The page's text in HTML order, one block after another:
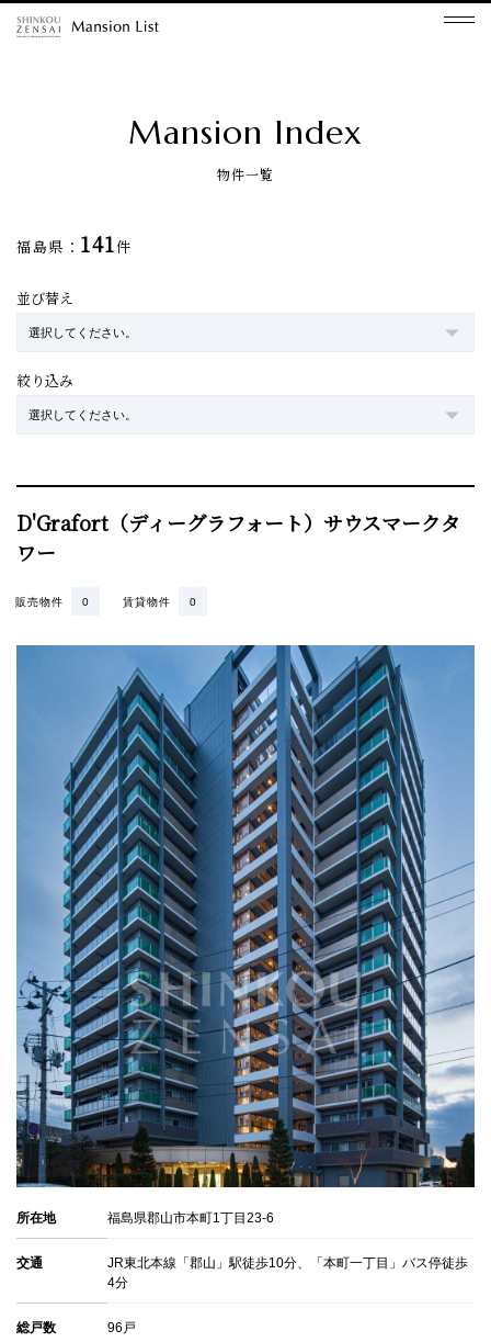
Mansion Index
物件一覧
福島県： 141件
並び替え
絞り込み
D'Grafort（ディーグラフォート）サウスマークタ
ワー
賃貸物件 0
販売物件 0
所在地 福島県郡山市本町1丁目23-6
交通
JR東北本線「郡山」駅徒歩10分、「本町一丁目」バス停徒歩
4分
総戸数 96戸